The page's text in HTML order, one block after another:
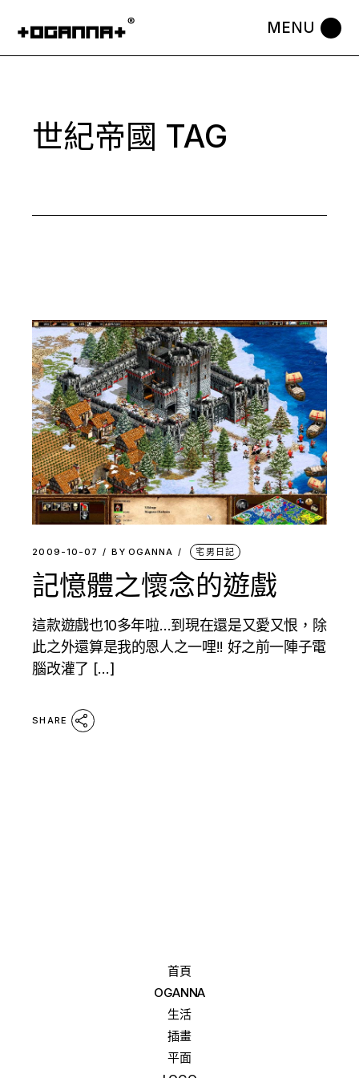
the
世紀帝國 TAG
2009-10-07 BY OGANNA 宅男日記
記憶體之懷念的遊戲
這款遊戲也10多年啦…到現在還是又愛又恨，除
此之外還算是我的恩人之一哩!! 好之前一陣子電
腦改灌了 […]
SHARE
首頁
OGANNA
生活
插畫
平面